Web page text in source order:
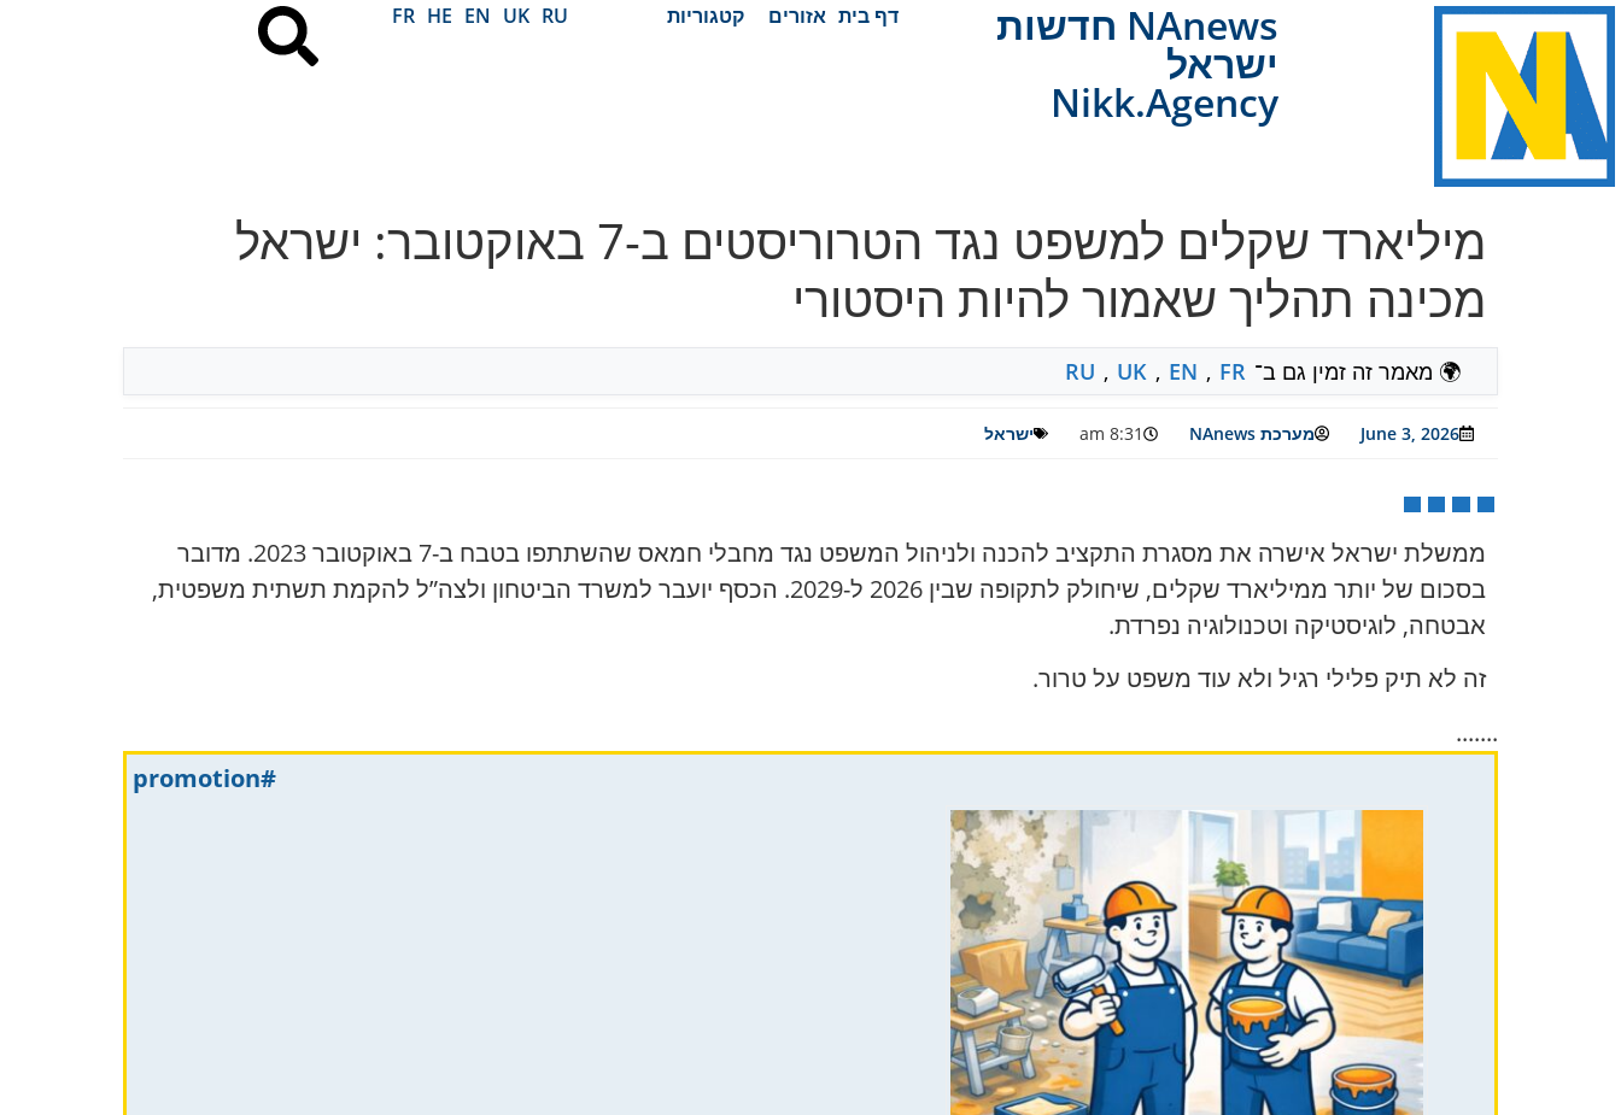
NAnews חדשות
ישראל
Nikk.Agency
דף בית אזורים קטגוריות RU
UK
EN
HE
FR
מיליארד שקלים למשפט נגד הטרוריסטים ב-7 באוקטובר: ישראל
מכינה תהליך שאמור להיות היסטורי
🌍 מאמר זה זמין גם ב־ RU , UK , EN , FR
June 3, 2026 מערכת NAnews 8:31 am ישראל
ממשלת ישראל אישרה את מסגרת התקציב להכנה ולניהול המשפט נגד מחבלי חמאס שהשתתפו בטבח ב-7 באוקטובר 2023. מדובר
בסכום של יותר ממיליארד שקלים, שיחולק לתקופה שבין 2026 ל-2029. הכסף יועבר למשרד הביטחון ולצה”ל להקמת תשתית משפטית,
אבטחה, לוגיסטיקה וטכנולוגיה נפרדת.
זה לא תיק פלילי רגיל ולא עוד משפט על טרור.
.......
#promotion